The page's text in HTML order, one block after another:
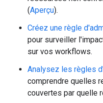
(Aperçu).
Créez une règle
pour surveiller
sur vos workflows.
Analysez les règles
comprendre quelles
couvertes par quelle